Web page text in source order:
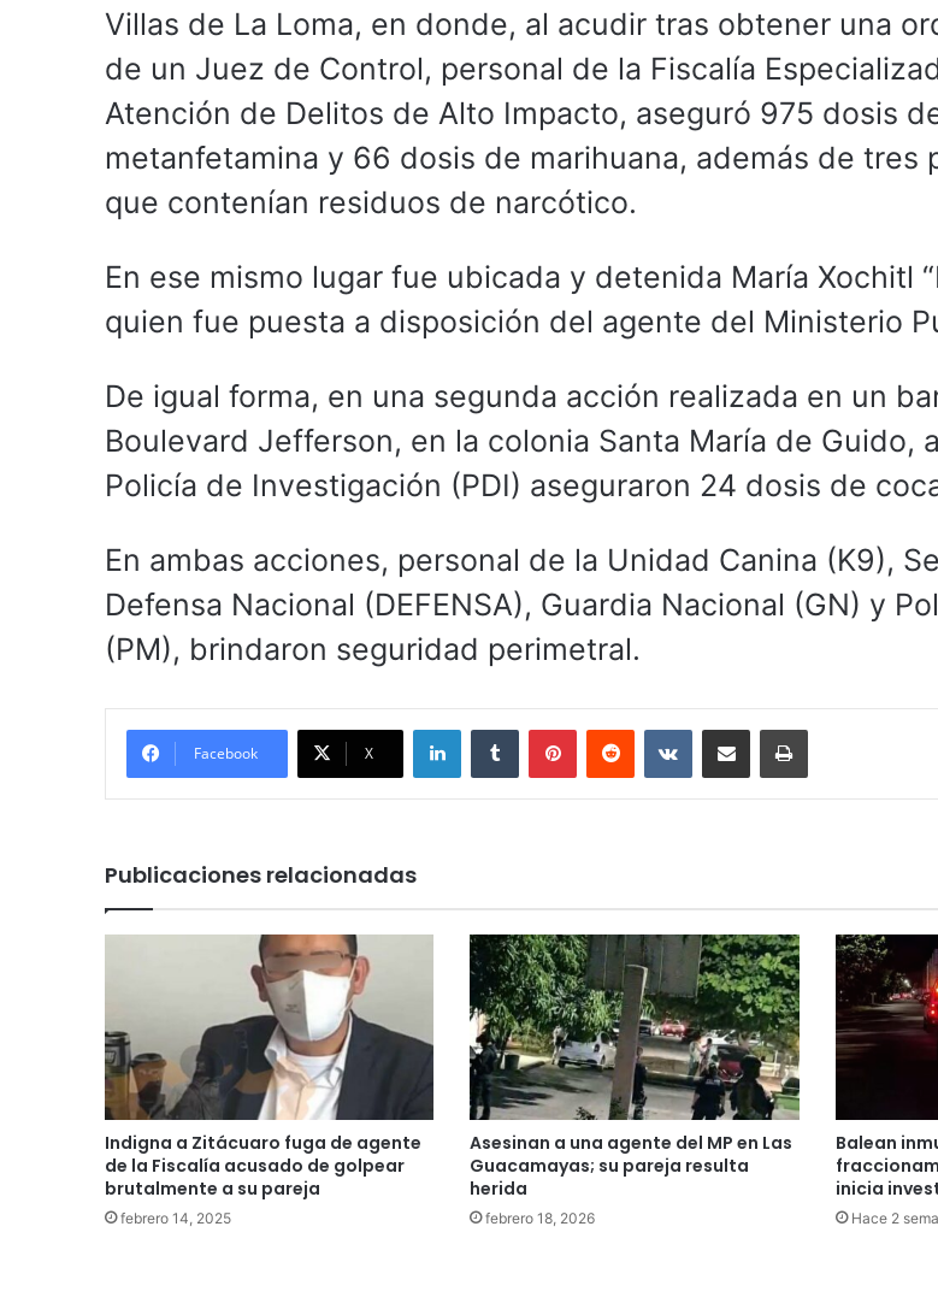
Villas de La Loma, en donde, al acudir tras obtener una
de un Juez de Control, personal de la Fiscalía
Atención de Delitos de Alto Impacto, aseguró 975 dosis
metanfetamina y 66 dosis de marihuana, además de tres
que contenían residuos de narcótico.
En ese mismo lugar fue ubicada y detenida María Xochitl
quien fue puesta a disposición del agente del Ministerio
De igual forma, en una segunda acción realizada en un
Boulevard Jefferson, en la colonia Santa María de Guido,
Policía de Investigación (PDI) aseguraron 24 dosis de
En ambas acciones, personal de la Unidad Canina (K9),
Defensa Nacional (DEFENSA), Guardia Nacional (GN) y
(PM), brindaron seguridad perimetral.
Facebook X
LinkedInTumblr PinterestReddit VKontakteCompartir por correo electrónicoImprimir
Publicaciones relacionadas
Indigna a Zitácuaro fuga de agente
de la Fiscalía acusado de golpear
brutalmente a su pareja
febrero 14, 2025
Asesinan a una agente del MP en Las
Guacamayas; su pareja resulta
herida
febrero 18, 2026
Balean
inicia
Hace 2